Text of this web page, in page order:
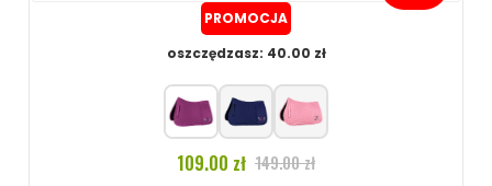
PROMOCJA
oszczędzasz: 40.00 zł
109.00 zł 149.00 zł